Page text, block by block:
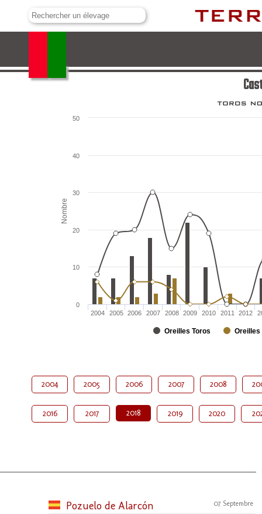
Nombre
Oreilles Toros Oreilles
2004 2005 2006 2007 2008 2009 2010 2011 2012
0
10
20
30
40
50
2004 2005 2006 2007 2008
2016 2017 2018 2019 2020
Pozuelo de Alarcón 07 Septembre